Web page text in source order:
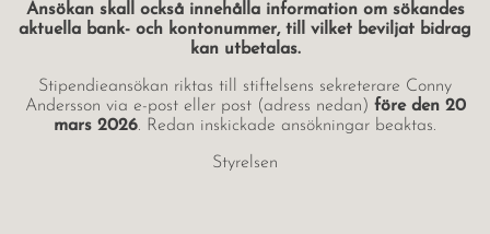
Ansökan skall också innehålla information om sökandes
aktuella bank- och kontonummer, till vilket beviljat bidrag
kan utbetalas.
Stipendieansökan riktas till stiftelsens sekreterare Conny
Andersson via e-post eller post (adress nedan) före den 20
mars 2026. Redan inskickade ansökningar beaktas.
Styrelsen